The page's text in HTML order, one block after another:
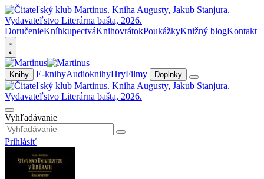
DoručenieKníhkupectváKnihovrátokPoukážkyKnižný blogKontakt
Knihy E-knihyAudioknihyHryFilmy Doplnky
Vyhľadávanie
Prihlásiť